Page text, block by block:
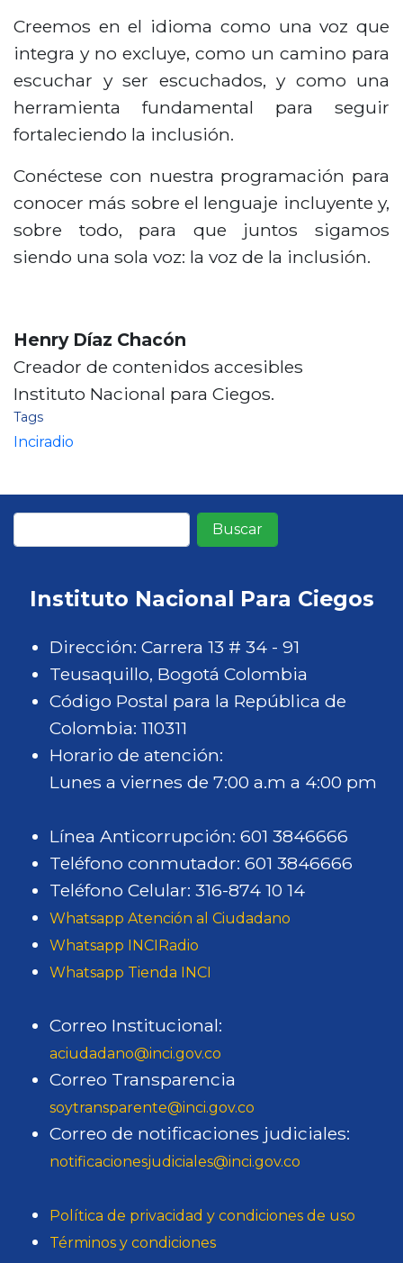
Creemos en el idioma como una voz que
integra y no excluye, como un camino para
escuchar y ser escuchados, y como una
herramienta fundamental para seguir
fortaleciendo la inclusión.
Conéctese con nuestra programación para
conocer más sobre el lenguaje incluyente y,
sobre todo, para que juntos sigamos
siendo una sola voz: la voz de la inclusión.
Henry Díaz Chacón
Creador de contenidos accesibles
Instituto Nacional para Ciegos.
Tags
Inciradio
Instituto Nacional Para Ciegos
Dirección: Carrera 13 # 34 - 91
Teusaquillo, Bogotá Colombia
Código Postal para la República de
Colombia: 110311
Horario de atención:
Lunes a viernes de 7:00 a.m a 4:00 pm
Línea Anticorrupción: 601 3846666
Teléfono conmutador: 601 3846666
Teléfono Celular: 316-874 10 14
Whatsapp Atención al Ciudadano
Whatsapp INCIRadio
Whatsapp Tienda INCI
Correo Institucional:
aciudadano@inci.gov.co
Correo Transparencia
soytransparente@inci.gov.co
Correo de notificaciones judiciales:
notificacionesjudiciales@inci.gov.co
Política de privacidad y condiciones de uso
Términos y condiciones